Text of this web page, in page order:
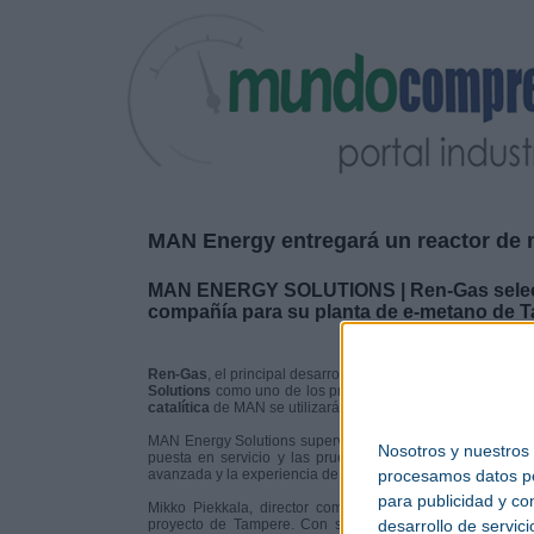
Nosotros y nuestros
procesamos datos
para publicidad y
desarrollo de
MAN Energy entregará un reactor de
MAN ENERGY SOLUTIONS | Ren-Gas
compañía para su planta de e-metano de
Ren-Gas, el principal desarrollador de proyectos de
Solutions como uno de los proveedores de tecnología
catalítica de MAN se utilizará para convertir el
MAN Energy Solutions supervisará el diseño, la
puesta en servicio y las pruebas de rendimiento del
avanzada y la experiencia de MAN en cada fase, desde
Mikko Piekkala, director comercial de Ren-Gas,
proyecto de Tampere. Con su tecnología de